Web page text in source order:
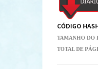
CÓDIGO
TAMANHO DO
TOTAL DE